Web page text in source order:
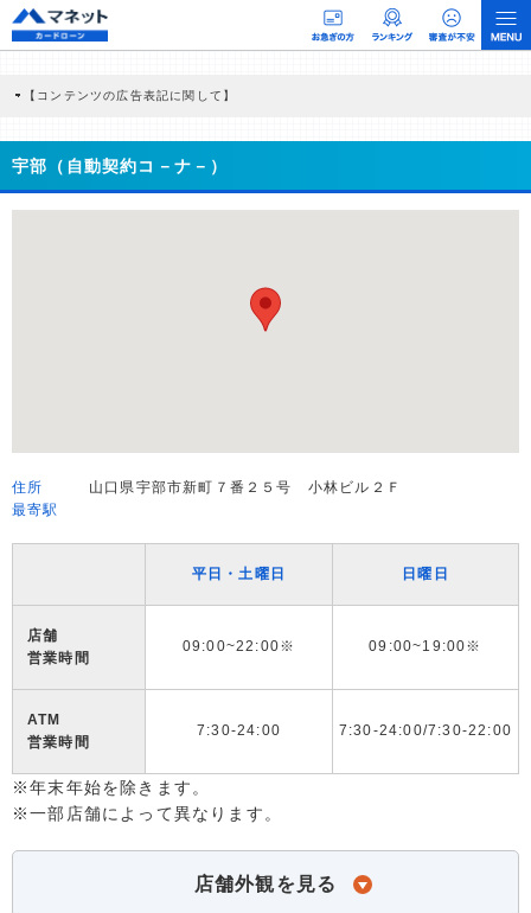
【コンテンツの広告表記に関して】
商品を根拠なくPRするものではなく、当編集部の調査／ユーザーへの口コミ収集な
どに基づき、公平性を担保した情報提供を行っています。
>提携企業一覧
宇部（自動契約コ－ナ－）
住所
山口県宇部市新町７番２５号 小林ビル２Ｆ
最寄駅
平日・土曜日 日曜日
店舗
営業時間
09:00~22:00※ 09:00~19:00※
ATM
営業時間
7:30-24:00 7:30-24:00/7:30-22:00
※年末年始を除きます。
※一部店舗によって異なります。
店舗外観を見る